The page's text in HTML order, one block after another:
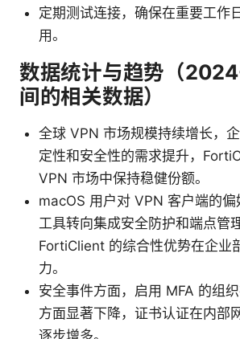
定期测试连接，确保在重要工作
用。
数据统计与趋势（
间的相关数据）
全球 VPN 市场规模持续增长，
定性和安全性的需求提升，
VPN 市场中保持稳健份额。
macOS 用户对 VPN 客户端的偏
工具转向集成安全防护和端点管
FortiClient 的综合性优势在企业
力。
安全事件方面，启用 MFA 的组
方面显著下降，证书认证在内部